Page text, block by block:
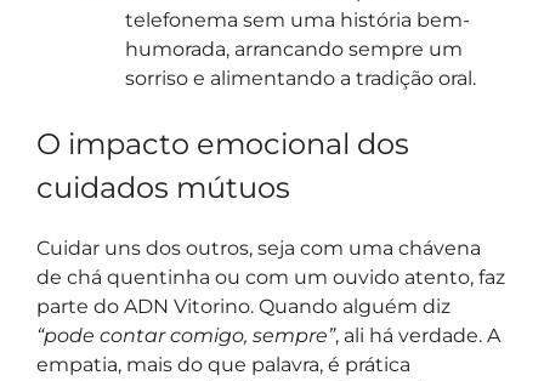
telefonema sem uma história bem-
humorada, arrancando sempre um
sorriso e alimentando a tradição oral.
O impacto emocional dos
cuidados mútuos
Cuidar uns dos outros, seja com uma chávena
de chá quentinha ou com um ouvido atento, faz
parte do ADN Vitorino. Quando alguém diz
“pode contar comigo, sempre”, ali há verdade. A
empatia, mais do que palavra, é prática